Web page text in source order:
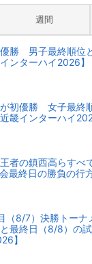
週間
勝 男子最終順位
ンターハイ2026】
初優勝 女子最終
畿インターハイ
者の鎮西高らすべ
最終日の勝負の行
（8/7）決勝トーナ
最終日（8/8）の
】